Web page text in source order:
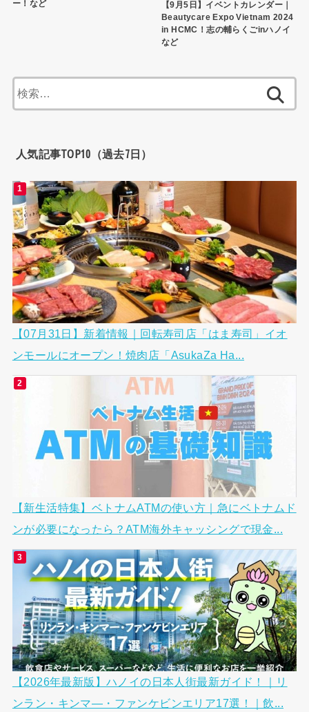
ー！など
【9月5日】イベントカレンダー｜
Beautycare Expo Vietnam 2024
in HCMC！志の輔らくごinハノイ
など
索:
人気記事TOP10（過去7日）
【07月31日】新着情報｜回転寿司店「はま寿司」イオ
ンモールにオープン！焼肉店「AsukaZa Ha...
【新生活特集】ベトナムATMの使い方｜急にベトナムド
ンが必要になったら？ATM海外キャッシングで現金...
【2026年最新版】ハノイの日本人街最新ガイド！｜リ
ンラン・キンマ―・ファンケビンエリア17選！｜飲...